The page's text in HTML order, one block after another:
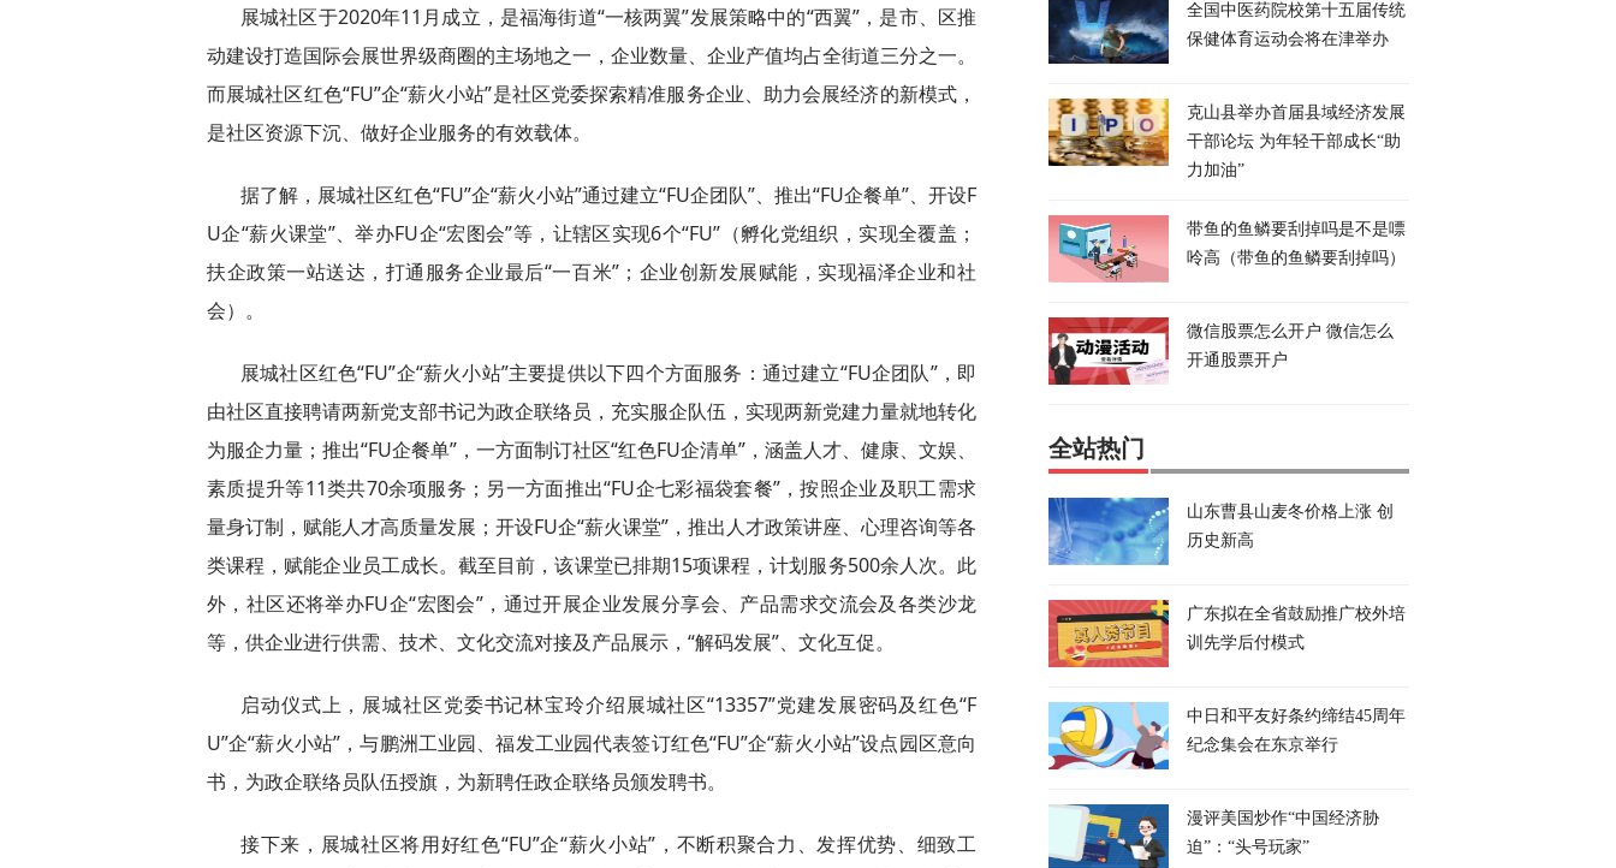
展城社区于2020年11月成立，是福海街道“一核两翼”发展策略中的“西翼”，是市、区推
动建设打造国际会展世界级商圈的主场地之一，企业数量、企业产值均占全街道三分之一。
而展城社区红色“FU”企“薪火小站”是社区党委探索精准服务企业、助力会展经济的新模式，
是社区资源下沉、做好企业服务的有效载体。
据了解，展城社区红色“FU”企“薪火小站”通过建立“FU企团队”、推出“FU企餐单”、开设F
U企“薪火课堂”、举办FU企“宏图会”等，让辖区实现6个“FU”（孵化党组织，实现全覆盖；
扶企政策一站送达，打通服务企业最后“一百米”；企业创新发展赋能，实现福泽企业和社
会）。
展城社区红色“FU”企“薪火小站”主要提供以下四个方面服务：通过建立“FU企团队”，即
由社区直接聘请两新党支部书记为政企联络员，充实服企队伍，实现两新党建力量就地转化
为服企力量；推出“FU企餐单”，一方面制订社区“红色FU企清单”，涵盖人才、健康、文娱、
素质提升等11类共70余项服务；另一方面推出“FU企七彩福袋套餐”，按照企业及职工需求
量身订制，赋能人才高质量发展；开设FU企“薪火课堂”，推出人才政策讲座、心理咨询等各
类课程，赋能企业员工成长。截至目前，该课堂已排期15项课程，计划服务500余人次。此
外，社区还将举办FU企“宏图会”，通过开展企业发展分享会、产品需求交流会及各类沙龙
等，供企业进行供需、技术、文化交流对接及产品展示，“解码发展”、文化互促。
启动仪式上，展城社区党委书记林宝玲介绍展城社区“13357”党建发展密码及红色“F
U”企“薪火小站”，与鹏洲工业园、福发工业园代表签订红色“FU”企“薪火小站”设点园区意向
书，为政企联络员队伍授旗，为新聘任政企联络员颁发聘书。
接下来，展城社区将用好红色“FU”企“薪火小站”，不断积聚合力、发挥优势、细致工
全国中医药院校第十五届传统
保健体育运动会将在津举办
克山县举办首届县域经济发展
干部论坛 为年轻干部成长“助
力加油”
带鱼的鱼鳞要刮掉吗是不是嘌
呤高（带鱼的鱼鳞要刮掉吗）
微信股票怎么开户 微信怎么
开通股票开户
全站热门
山东曹县山麦冬价格上涨 创
历史新高
广东拟在全省鼓励推广校外培
训先学后付模式
中日和平友好条约缔结45周年
纪念集会在东京举行
漫评美国炒作“中国经济胁
迫”：“头号玩家”